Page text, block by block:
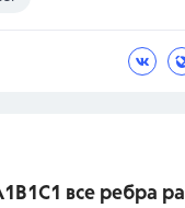
все ребра